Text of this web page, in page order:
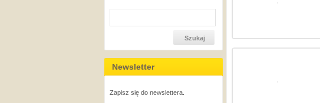
Newsletter
Zapisz się do newslettera.